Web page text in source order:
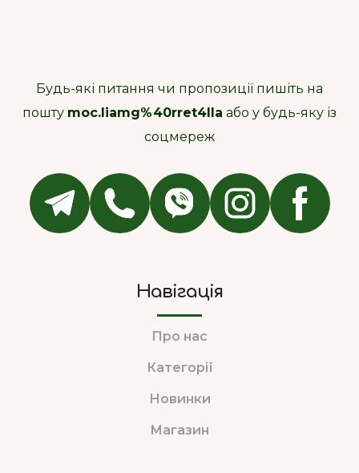
Будь-які питання чи пропозиції пишіть на
пошту moc.liamg%40rret4lla або у будь-яку із
соцмереж
Навігація
Про нас
Категорії
Новинки
Магазин